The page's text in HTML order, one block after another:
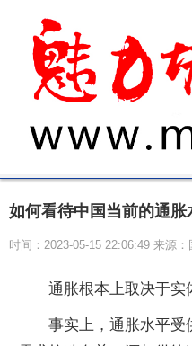
如何看待中国当前的通
时间：2023-05-15 22:06:49 来源
通胀根本上取决于实
事实上，通胀水平受